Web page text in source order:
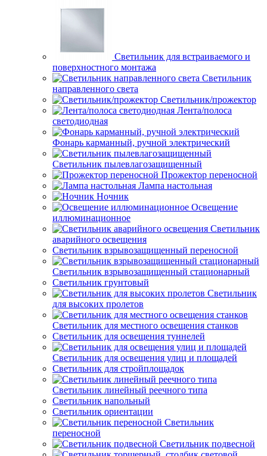
Светильник для встраиваемого и
поверхностного монтажа
Светильник
направленного света
Светильник/прожектор
Лента/полоса
светодиодная
Фонарь карманный, ручной электрический
Светильник пылевлагозащищенный
Прожектор переносной
Лампа настольная
Ночник
Освещение
иллюминационное
Светильник
аварийного освещения
Светильник взрывозащищенный переносной
Светильник взрывозащищенный стационарный
Светильник грунтовый
Светильник
для высоких пролетов
Светильник для местного освещения станков
Светильник для освещения туннелей
Светильник для освещения улиц и площадей
Светильник для стройплощадок
Светильник линейный реечного типа
Светильник напольный
Светильник ориентации
Светильник
переносной
Светильник подвесной